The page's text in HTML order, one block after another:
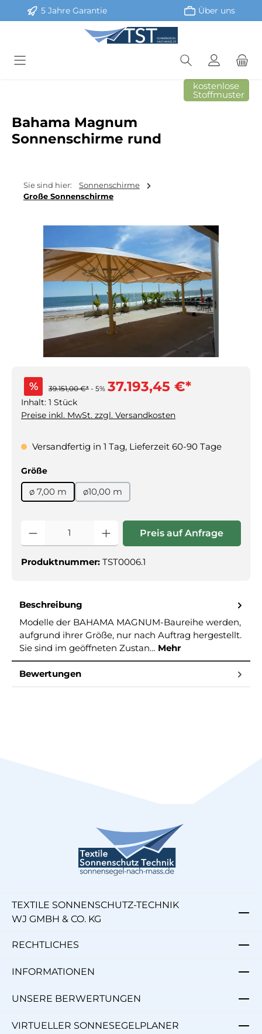
Zum Hauptinhalt springen
5 Jahre Garantie Über uns
kostenlose
Stoffmuster
Bahama Magnum
Sonnenschirme rund
Sie sind hier:
Sonnenschirme
Große Sonnenschirme
Bildergalerie überspringen
% 39.151,00 €* - 5% 37.193,45 €*
Inhalt: 1 Stück
Preise inkl. MwSt. zzgl. Versandkosten
Versandfertig in 1 Tag, Lieferzeit 60-90 Tage
Größeauswählen
ø 7,00 m ø10,00 m
Produkt Anzahl: Gib den
Preis auf Anfrage
Produktnummer: TST0006.1
Beschreibung
Modelle der BAHAMA MAGNUM-Baureihe werden,
aufgrund ihrer Größe, nur nach Auftrag hergestellt.
Sie sind im geöffneten Zustan… Mehr
Bewertungen
TEXTILE SONNENSCHUTZ-TECHNIK
WJ GMBH & CO. KG
RECHTLICHES
INFORMATIONEN
UNSERE BERWERTUNGEN
VIRTUELLER SONNESEGELPLANER